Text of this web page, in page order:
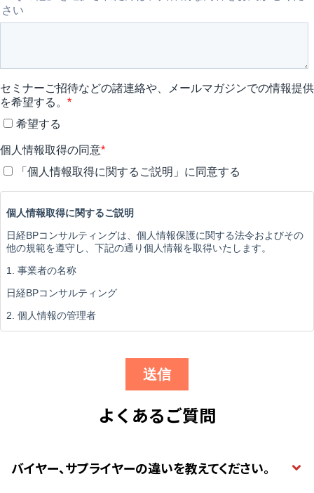
よくあるご質問
バイヤー、サプライヤーの違いを教えてください。